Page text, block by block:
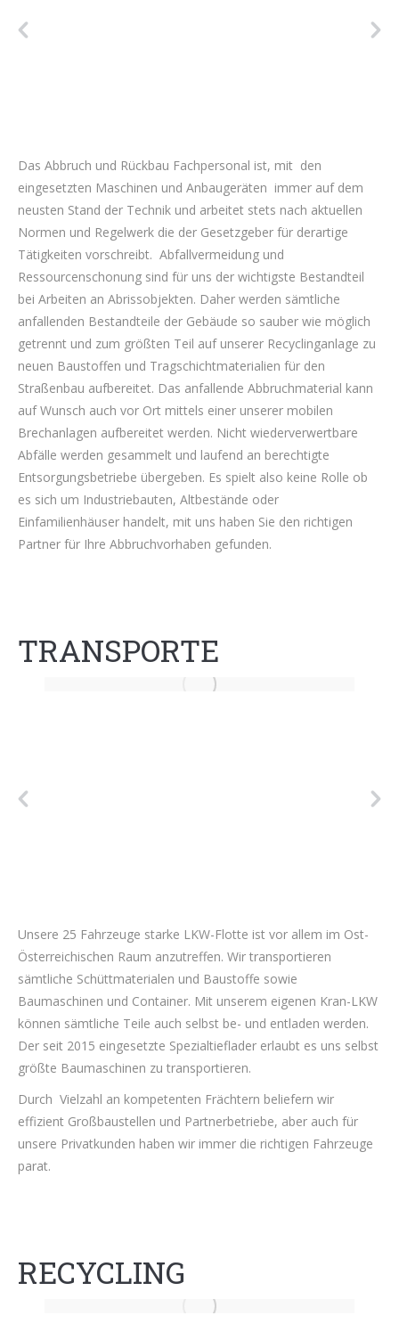
Das Abbruch und Rückbau Fachpersonal ist, mit den
eingesetzten Maschinen und Anbaugeräten immer auf dem
neusten Stand der Technik und arbeitet stets nach aktuellen
Normen und Regelwerk die der Gesetzgeber für derartige
Tätigkeiten vorschreibt. Abfallvermeidung und
Ressourcenschonung sind für uns der wichtigste Bestandteil
bei Arbeiten an Abrissobjekten. Daher werden sämtliche
anfallenden Bestandteile der Gebäude so sauber wie möglich
getrennt und zum größten Teil auf unserer Recyclinganlage zu
neuen Baustoffen und Tragschichtmaterialien für den
Straßenbau aufbereitet. Das anfallende Abbruchmaterial kann
auf Wunsch auch vor Ort mittels einer unserer mobilen
Brechanlagen aufbereitet werden. Nicht wiederverwertbare
Abfälle werden gesammelt und laufend an berechtigte
Entsorgungsbetriebe übergeben. Es spielt also keine Rolle ob
es sich um Industriebauten, Altbestände oder
Einfamilienhäuser handelt, mit uns haben Sie den richtigen
Partner für Ihre Abbruchvorhaben gefunden.
TRANSPORTE
Unsere 25 Fahrzeuge starke LKW-Flotte ist vor allem im Ost-
Österreichischen Raum anzutreffen. Wir transportieren
sämtliche Schüttmaterialen und Baustoffe sowie
Baumaschinen und Container. Mit unserem eigenen Kran-LKW
können sämtliche Teile auch selbst be- und entladen werden.
Der seit 2015 eingesetzte Spezialtieflader erlaubt es uns selbst
größte Baumaschinen zu transportieren.
Durch Vielzahl an kompetenten Frächtern beliefern wir
effizient Großbaustellen und Partnerbetriebe, aber auch für
unsere Privatkunden haben wir immer die richtigen Fahrzeuge
parat.
RECYCLING